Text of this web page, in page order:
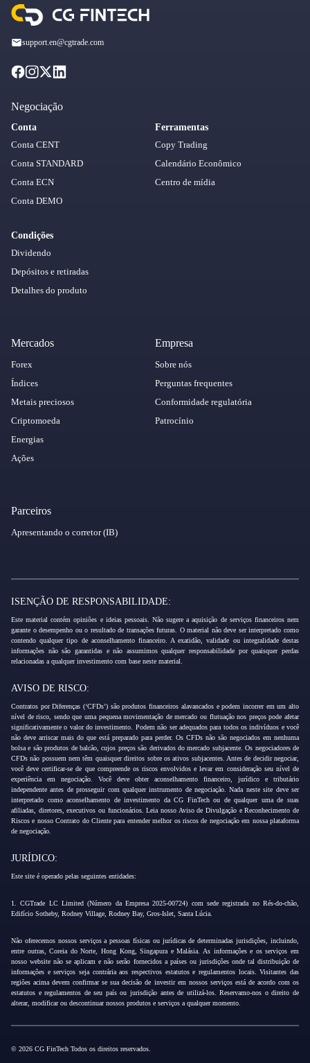
support.en@cgtrade.com
Negociação
Conta
Conta CENT
Conta STANDARD
Conta ECN
Conta DEMO
Condições
Dividendo
Depósitos e retiradas
Detalhes do produto
Ferramentas
Copy Trading
Calendário Econômico
Centro de mídia
Mercados
Forex
Índices
Metais preciosos
Criptomoeda
Energias
Ações
Empresa
Sobre nós
Perguntas frequentes
Conformidade regulatória
Patrocínio
Parceiros
Apresentando o corretor (IB)
ISENÇÃO DE RESPONSABILIDADE:
Este material contém opiniões e ideias pessoais. Não sugere a aquisição de serviços financeiros nem
garante o desempenho ou o resultado de transações futuras. O material não deve ser interpretado como
contendo qualquer tipo de aconselhamento financeiro. A exatidão, validade ou integralidade destas
informações não são garantidas e não assumimos qualquer responsabilidade por quaisquer perdas
relacionadas a qualquer investimento com base neste material.
AVISO DE RISCO:
Contratos por Diferenças (‘CFDs’) são produtos financeiros alavancados e podem incorrer em um alto
nível de risco, sendo que uma pequena movimentação de mercado ou flutuação nos preços pode afetar
significativamente o valor do investimento. Podem não ser adequados para todos os indivíduos e você
não deve arriscar mais do que está preparado para perder. Os CFDs não são negociados em nenhuma
bolsa e são produtos de balcão, cujos preços são derivados do mercado subjacente. Os negociadores de
CFDs não possuem nem têm quaisquer direitos sobre os ativos subjacentes. Antes de decidir negociar,
você deve certificar-se de que compreende os riscos envolvidos e levar em consideração seu nível de
experiência em negociação. Você deve obter aconselhamento financeiro, jurídico e tributário
independente antes de prosseguir com qualquer instrumento de negociação. Nada neste site deve ser
interpretado como aconselhamento de investimento da CG FinTech ou de qualquer uma de suas
afiliadas, diretores, executivos ou funcionários. Leia nosso Aviso de Divulgação e Reconhecimento de
Riscos e nosso Contrato do Cliente para entender melhor os riscos de negociação em nossa plataforma
de negociação.
JURÍDICO:
Este site é operado pelas seguintes entidades:
1. CGTrade LC Limited (Número da Empresa 2025-00724) com sede registrada no Rés-do-chão,
Edifício Sotheby, Rodney Village, Rodney Bay, Gros-Islet, Santa Lúcia.
Não oferecemos nossos serviços a pessoas físicas ou jurídicas de determinadas jurisdições, incluindo,
entre outras, Coreia do Norte, Hong Kong, Singapura e Malásia. As informações e os serviços em
nosso website não se aplicam e não serão fornecidos a países ou jurisdições onde tal distribuição de
informações e serviços seja contrária aos respectivos estatutos e regulamentos locais. Visitantes das
regiões acima devem confirmar se sua decisão de investir em nossos serviços está de acordo com os
estatutos e regulamentos de seu país ou jurisdição antes de utilizá-los. Reservamo-nos o direito de
alterar, modificar ou descontinuar nossos produtos e serviços a qualquer momento.
© 2026 CG FinTech Todos os direitos reservados.